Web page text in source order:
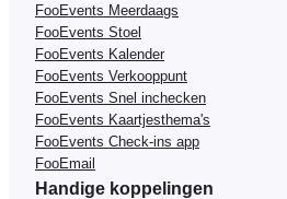
FooEvents Meerdaags
FooEvents Stoel
FooEvents Kalender
FooEvents Verkooppunt
FooEvents Snel inchecken
FooEvents Kaartjesthema's
FooEvents Check-ins app
FooEmail
Handige koppelingen